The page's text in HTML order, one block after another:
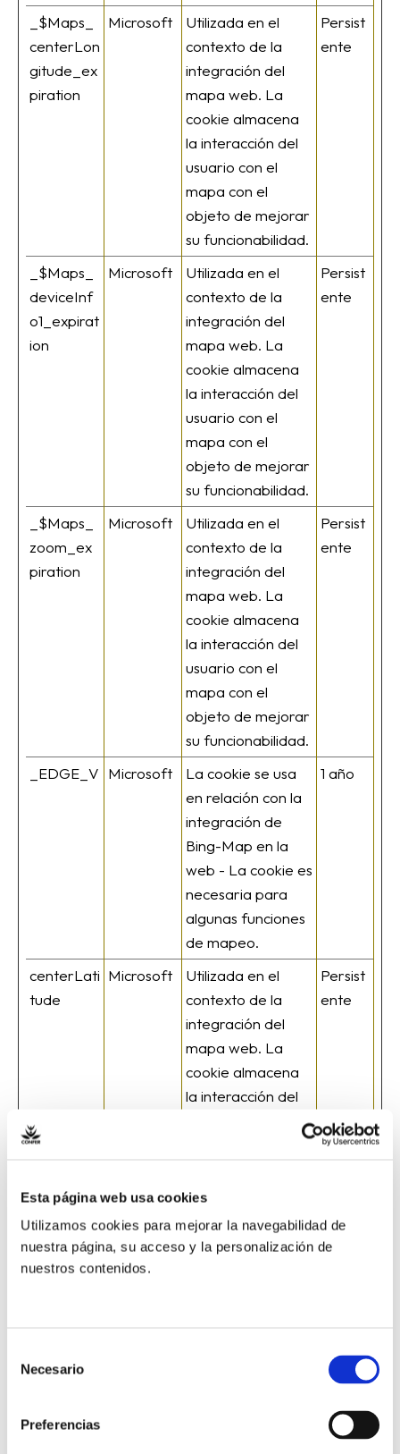
Esta página web usa cookies
Utilizamos cookies para mejorar la navegabilidad de
nuestra página, su acceso y la personalización de
nuestros contenidos.
Necesario
Preferencias
_$Maps_
centerLon
gitude_ex
piration
Microsoft
Utilizada en el
contexto de la
integración del
mapa web. La
cookie almacena
la interacción del
usuario con el
mapa con el
objeto de mejorar
su funcionabilidad.
Persist
ente
_$Maps_
deviceInf
o1_expirat
ion
Microsoft
Utilizada en el
contexto de la
integración del
mapa web. La
cookie almacena
la interacción del
usuario con el
mapa con el
objeto de mejorar
su funcionabilidad.
Persist
ente
_$Maps_
zoom_ex
piration
Microsoft
Utilizada en el
contexto de la
integración del
mapa web. La
cookie almacena
la interacción del
usuario con el
mapa con el
objeto de mejorar
su funcionabilidad.
Persist
ente
_EDGE_V Microsoft
La cookie se usa
en relación con la
integración de
Bing-Map en la
web - La cookie es
necesaria para
algunas funciones
de mapeo.
1 año
centerLati
tude
Microsoft
Utilizada en el
contexto de la
integración del
mapa web. La
cookie almacena
la interacción del
su funcionabilidad.
Persist
ente
centerLon
gitude
Microsoft
Utilizada en el
contexto de la
Persist
ente